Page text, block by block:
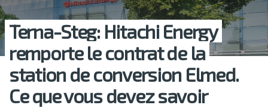
Terna-Steg: Hitachi Energy
remporte le contrat de la
station de conversion Elmed.
Ce que vous devez savoir